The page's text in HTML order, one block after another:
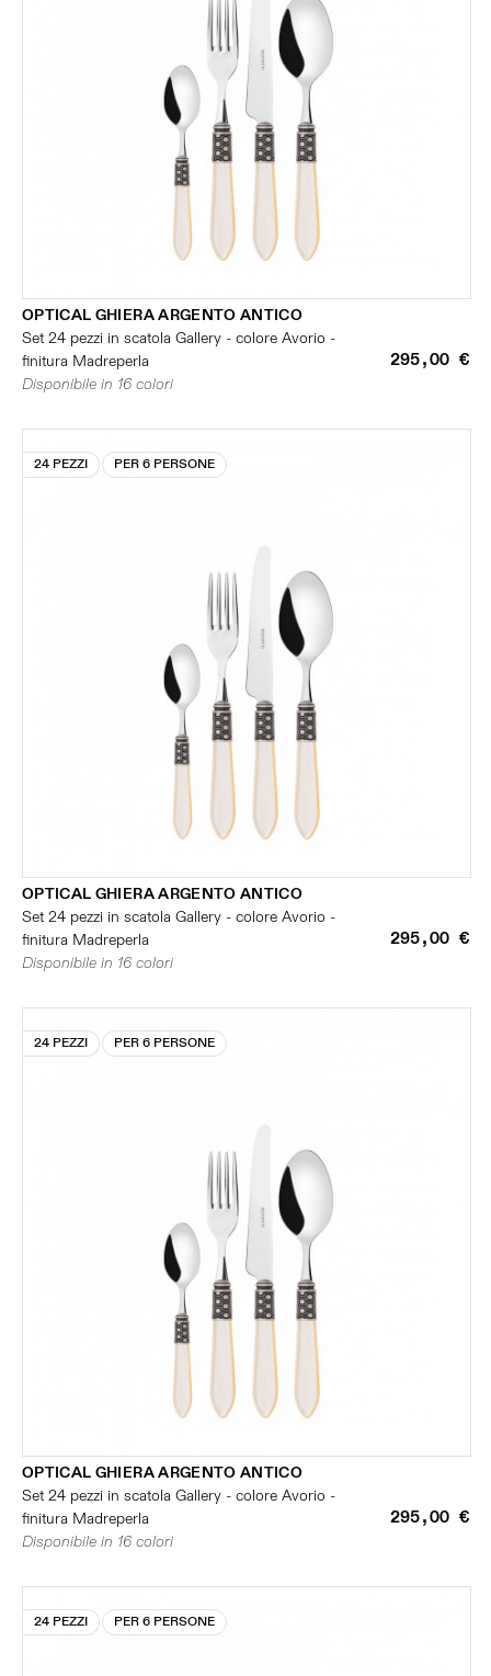
OPTICAL GHIERA ARGENTO ANTICO
Set 24 pezzi in scatola Gallery - colore Avorio -
finitura Madreperla
295,00 €
Disponibile in 16 colori
24 PEZZI PER 6 PERSONE
OPTICAL GHIERA ARGENTO ANTICO
Set 24 pezzi in scatola Gallery - colore Avorio -
finitura Madreperla
295,00 €
Disponibile in 16 colori
24 PEZZI PER 6 PERSONE
OPTICAL GHIERA ARGENTO ANTICO
Set 24 pezzi in scatola Gallery - colore Avorio -
finitura Madreperla
295,00 €
Disponibile in 16 colori
24 PEZZI PER 6 PERSONE